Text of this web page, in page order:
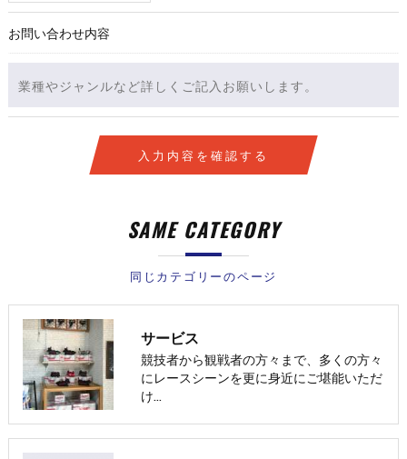
個人情報の開示･訂正･削除・利用停止の具体的手続きにつきま
しては、お電話でお問合せ下さい。
お問い合わせ内容
同じカテゴリーのページ
SAME CATEGORY
サービス
競技者から観戦者の方々まで、多くの方々
にレースシーンを更に身近にご堪能いただ
け…